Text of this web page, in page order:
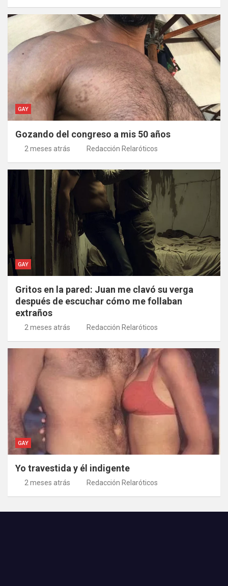
GAY
Gozando del congreso a mis 50 años
2 meses atrás Redacción Relaróticos
GAY
Gritos en la pared: Juan me clavó su verga
después de escuchar cómo me follaban
extraños
2 meses atrás Redacción Relaróticos
GAY
Yo travestida y él indigente
2 meses atrás Redacción Relaróticos